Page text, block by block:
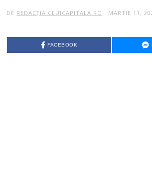
DE REDACȚIA CLUJCAPITALA.RO MARTIE 11,
FACEBOOK